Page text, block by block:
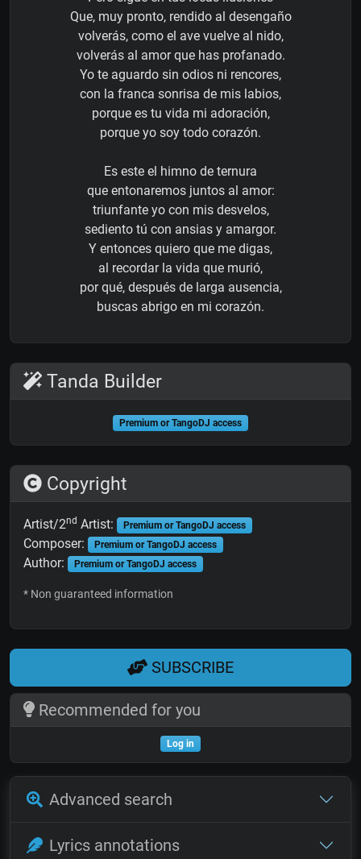
Que, muy pronto, rendido al desengaño
volverás, como el ave vuelve al nido,
volverás al amor que has profanado.
Yo te aguardo sin odios ni rencores,
con la franca sonrisa de mis labios,
porque es tu vida mi adoración,
porque yo soy todo corazón.
Es este el himno de ternura
que entonaremos juntos al amor:
triunfante yo con mis desvelos,
sediento tú con ansias y amargor.
Y entonces quiero que me digas,
al recordar la vida que murió,
por qué, después de larga ausencia,
buscas abrigo en mi corazón.
Tanda Builder
Premium or TangoDJ access
Copyright
Artist/2nd Artist: Premium or TangoDJ access
Composer: Premium or TangoDJ access
Author: Premium or TangoDJ access
* Non guaranteed information
SUBSCRIBE
Recommended for you
Log in
Advanced search
Lyrics annotations